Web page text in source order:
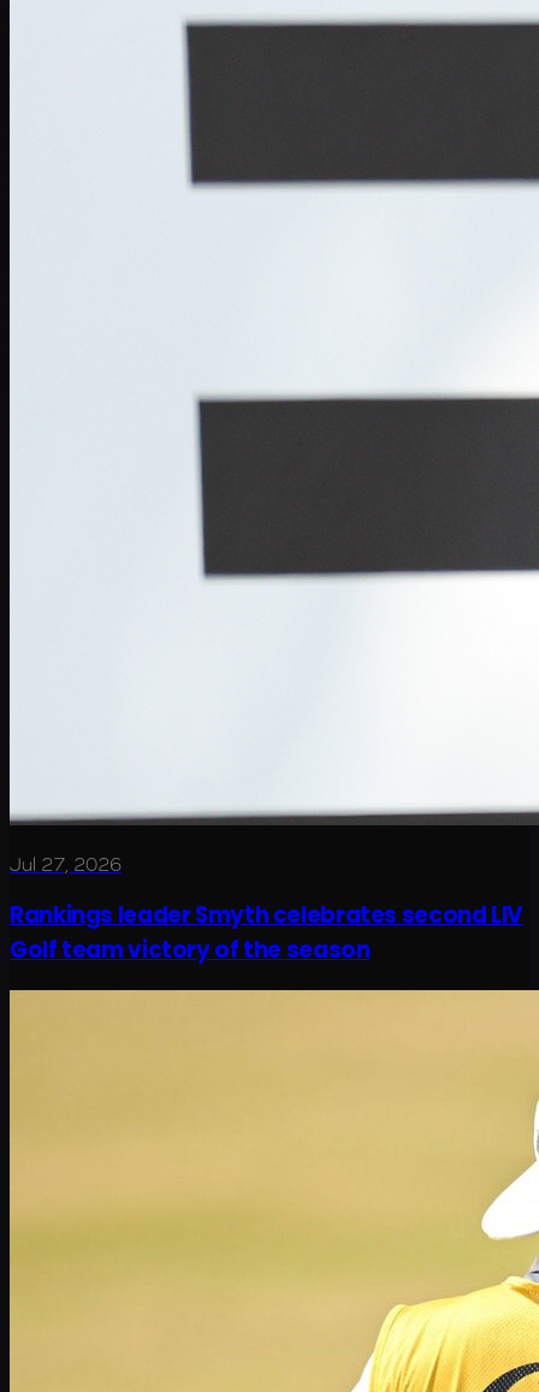
Jul 27, 2026
Rankings leader Smyth celebrates second LIV
Golf team victory of the season